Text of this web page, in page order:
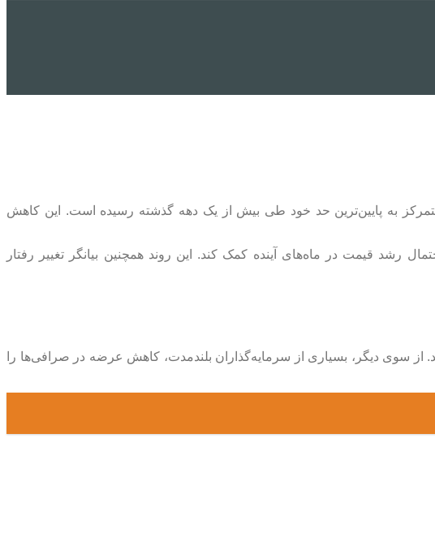
به پایین‌ترین حد خود طی بیش از یک دهه گذشته رسیده است. این کاهش
رشد قیمت در ماه‌های آینده کمک کند. این روند همچنین بیانگر تغییر رفتار
سوی دیگر، بسیاری از سرمایه‌گذاران بلندمدت، کاهش عرضه در صرافی‌ها را